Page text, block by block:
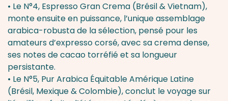
• Le N°4, Espresso Gran Crema (Brésil & Vietnam),
monte ensuite en puissance, l’unique assemblage
arabica-robusta de la sélection, pensé pour les
amateurs d’expresso corsé, avec sa crema dense,
ses notes de cacao torréfié et sa longueur
persistante.
• Le N°5, Pur Arabica Équitable Amérique Latine
(Brésil, Mexique & Colombie), conclut le voyage sur